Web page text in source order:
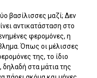
βασίλισσες μαζί; Δεν
αντικατάσταση στο
φερομόνες, η
Όπως οι μέλισσες
της, το ίδιο
δηλαδή στα μάτια της